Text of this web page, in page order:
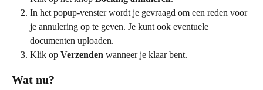
In het popup-venster wordt je gevraagd om een reden voor
je annulering op te geven. Je kunt ook eventuele
documenten uploaden.
Klik op Verzenden wanneer je klaar bent.
Wat nu?